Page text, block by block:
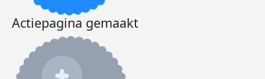
Actiepagina gemaakt